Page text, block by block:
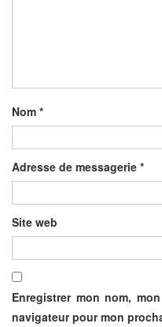
Nom *
Adresse de messagerie *
Site web
Enregistrer mon nom,
navigateur pour mon